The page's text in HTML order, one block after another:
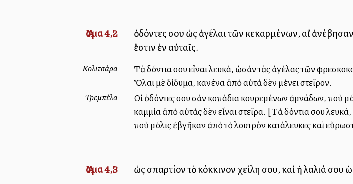
Ἄσμα 4,2
ὀδόντες σου ὡς ἀγέλαι τῶν κεκαρμένων, αἳ
ἔστιν ἐν αὐταῖς.
Κολιτσάρα
Τὰ δόντια σου εἶναι λευκά, ὡσὰν τὰς ἀγέλας τῶν
Ὅλαι μὲ δίδυμα, κανένα ἀπὸ αὐτὰ δὲν μένει στεῖρον.
Τρεμπέλα
Οἱ ὀδόντες σου σὰν κοπάδια κουρεμένων ἀμνάδων, ποὺ
καμμία ἀπὸ αὐτὰς δὲν εἶναι στεῖρα. [Τὰ δόντια σου
ποὺ μόλις ἐβγῆκαν ἀπὸ τὸ λουτρὸν κατάλευκες καὶ
Ἄσμα 4,3 ὡς σπαρτίον τὸ κόκκινον χείλη σου, καὶ ἡ λαλιά